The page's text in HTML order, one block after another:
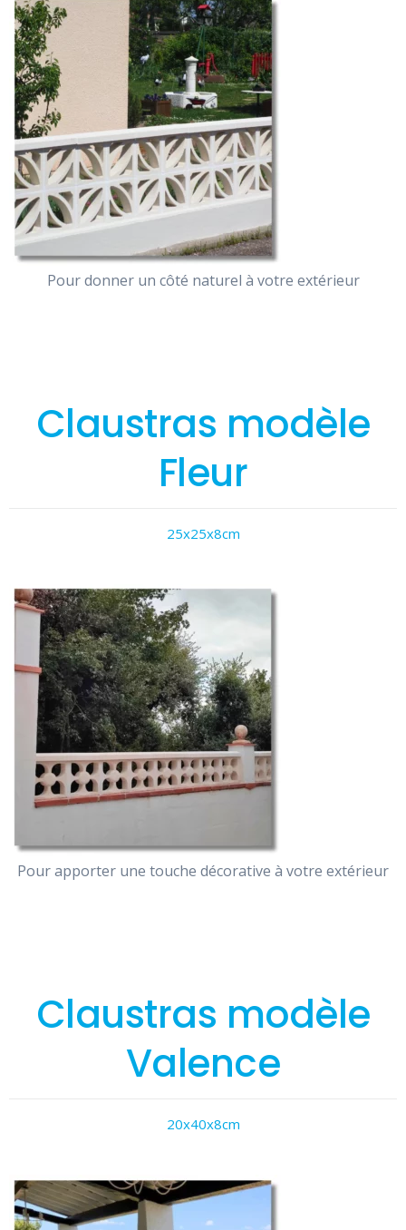
Pour donner un côté naturel à votre extérieur
Claustras modèle
Fleur
25x25x8cm
Pour apporter une touche décorative à votre extérieur
Claustras modèle
Valence
20x40x8cm